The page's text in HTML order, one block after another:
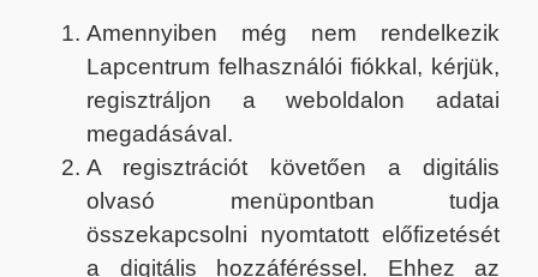
Amennyiben még nem rendelkezik
Lapcentrum felhasználói fiókkal, kérjük,
regisztráljon a weboldalon adatai
megadásával.
A regisztrációt követően a digitális
olvasó menüpontban tudja
összekapcsolni nyomtatott előfizetését
a digitális hozzáféréssel. Ehhez az